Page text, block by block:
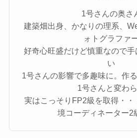
1号さんの奥さ
建築畑出身、かなりの理系、
ォトグラファ
好奇心旺盛だけど慎重なので
い
1号さんの影響で多趣味に。作
1号さんと変わ
実はこっそりFP2級を取得・・
境コーディネーター2